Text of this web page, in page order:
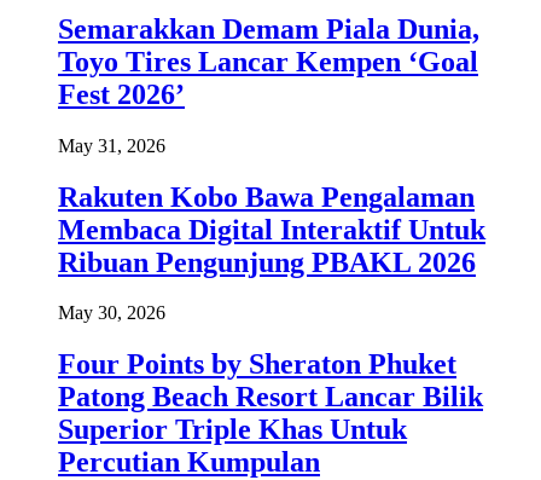
Semarakkan Demam Piala Dunia,
Toyo Tires Lancar Kempen ‘Goal
Fest 2026’
May 31, 2026
Rakuten Kobo Bawa Pengalaman
Membaca Digital Interaktif Untuk
Ribuan Pengunjung PBAKL 2026
May 30, 2026
Four Points by Sheraton Phuket
Patong Beach Resort Lancar Bilik
Superior Triple Khas Untuk
Percutian Kumpulan